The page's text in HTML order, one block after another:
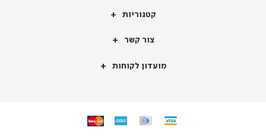
קטגוריותקטגוריות
צור
צור קשר
מועדון
מועדון לקוחות